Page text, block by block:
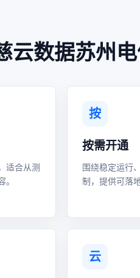
云数据苏州
适合从测
。
按
按需开通
围绕稳定运行
制，提供可落
云